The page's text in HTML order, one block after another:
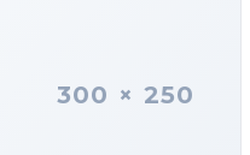
300 × 250